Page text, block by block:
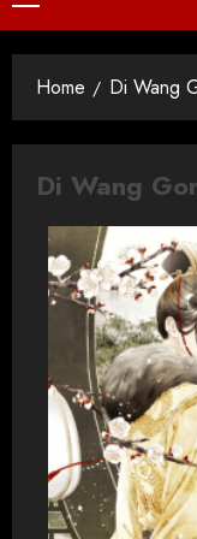
Home Di Wang
Di Wang